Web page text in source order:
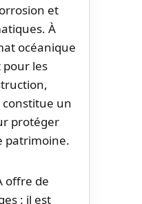
et
À
océanique
les
constitue un
protéger
patrimoine.
offre de
: il est